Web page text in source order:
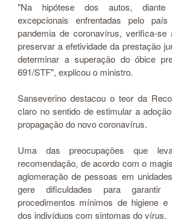
"Na hipótese dos autos, diante
excepcionais enfrentadas pelo
pandemia de coronavírus, verifica-
preservar a efetividade da prestação
determinar a superação do óbice
691/STF", explicou o ministro.
Sanseverino destacou o teor da
claro no sentido de estimular a
propagação do novo coronavírus.
Uma das preocupações que
recomendação, de acordo com o
aglomeração de pessoas em
gere dificuldades para
procedimentos mínimos de higiene e
dos indivíduos com sintomas do vírus.